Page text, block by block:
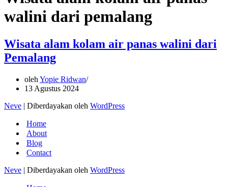
walini dari pemalang
Wisata alam kolam air panas walini dari
Pemalang
oleh Yopie Ridwan
13 Agustus 2024
Neve | Diberdayakan oleh WordPress
Home
About
Blog
Contact
Neve | Diberdayakan oleh WordPress